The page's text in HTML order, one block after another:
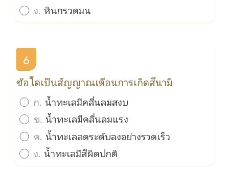
ง. หินกรวดมน
6
ข้อใดเป็นสัญญาณเตือนการเกิดสึนามิ
ก. น้ำทะเลมีคลื่นลมสงบ
ข. น้ำทะเลมีคลื่นลมแรง
ค. น้ำทะเลลดระดับลงอย่างรวดเร็ว
ง. น้ำทะเลมีสีผิดปกติ